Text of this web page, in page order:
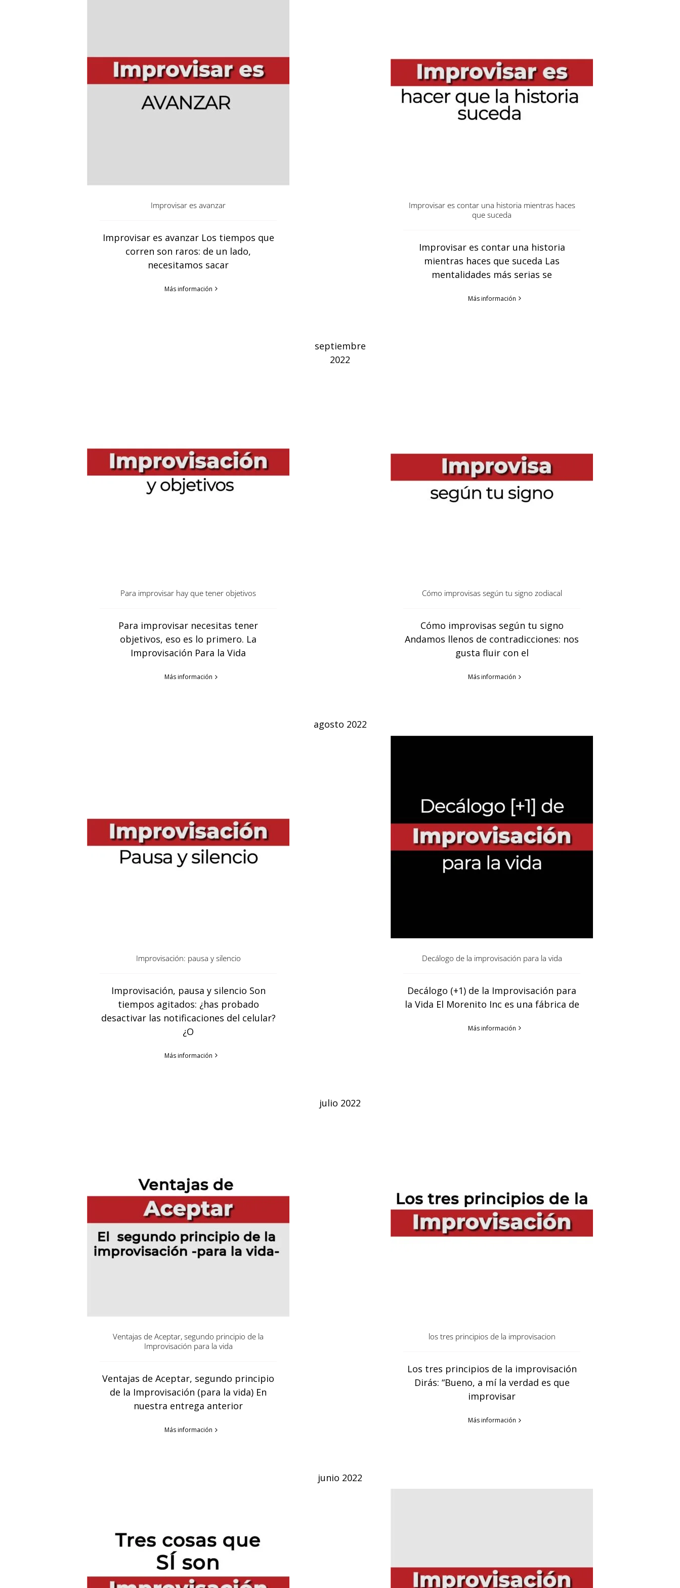
Improvisar es avanzar
Improvisar es avanzar Los tiempos que
corren son raros: de un lado,
necesitamos sacar
Más información
Improvisar es contar una historia mientras haces
que suceda
Improvisar es contar una historia
mientras haces que suceda Las
mentalidades más serias se
Más información
septiembre
2022
Para improvisar hay que tener objetivos
Para improvisar necesitas tener
objetivos, eso es lo primero. La
Improvisación Para la Vida
Más información
Cómo improvisas según tu signo zodiacal
Cómo improvisas según tu signo
Andamos llenos de contradicciones: nos
gusta fluir con el
Más información
agosto 2022
Improvisación: pausa y silencio
Improvisación, pausa y silencio Son
tiempos agitados: ¿has probado
desactivar las notificaciones del celular?
¿O
Más información
Decálogo de la improvisación para la vida
Decálogo (+1) de la Improvisación para
la Vida El Morenito Inc es una fábrica de
Más información
julio 2022
Ventajas de Aceptar, segundo principio de la
Improvisación para la vida
Ventajas de Aceptar, segundo principio
de la Improvisación (para la vida) En
nuestra entrega anterior
Más información
los tres principios de la improvisacion
Los tres principios de la improvisación
Dirás: “Bueno, a mí la verdad es que
improvisar
Más información
junio 2022